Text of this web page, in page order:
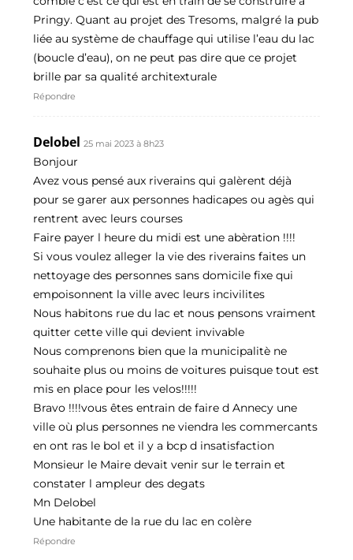
Pringy. Quant au projet des Tresoms, malgré la pub
liée au système de chauffage qui utilise l’eau du lac
(boucle d’eau), on ne peut pas dire que ce projet
brille par sa qualité architexturale
Répondre
Delobel 25 mai 2023 à 8h23
Bonjour
Avez vous pensé aux riverains qui galèrent déjà
pour se garer aux personnes hadicapes ou agès qui
rentrent avec leurs courses
Faire payer l heure du midi est une abèration !!!!
Si vous voulez alleger la vie des riverains faites un
nettoyage des personnes sans domicile fixe qui
empoisonnent la ville avec leurs incivilites
Nous habitons rue du lac et nous pensons vraiment
quitter cette ville qui devient invivable
Nous comprenons bien que la municipalitè ne
souhaite plus ou moins de voitures puisque tout est
mis en place pour les velos!!!!!
Bravo !!!!vous êtes entrain de faire d Annecy une
ville où plus personnes ne viendra les commercants
en ont ras le bol et il y a bcp d insatisfaction
Monsieur le Maire devait venir sur le terrain et
constater l ampleur des degats
Mn Delobel
Une habitante de la rue du lac en colère
Répondre